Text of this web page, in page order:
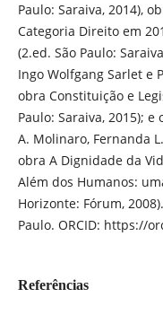
Paulo: Saraiva, 2014),
Categoria Direito em
(2.ed. São Paulo:
Ingo Wolfgang Sarlet e
obra Constituição e
Paulo: Saraiva, 2015);
A. Molinaro, Fernanda
obra A Dignidade da
Além dos Humanos:
Horizonte: Fórum,
Paulo. ORCID: https://
Referências